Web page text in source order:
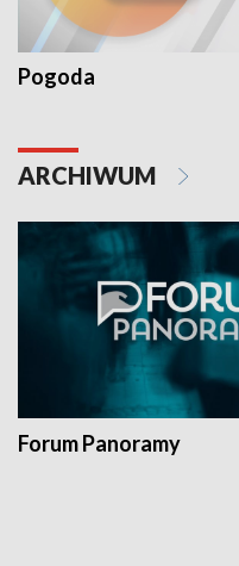
Pogoda
ARCHIWUM
Forum Panoramy